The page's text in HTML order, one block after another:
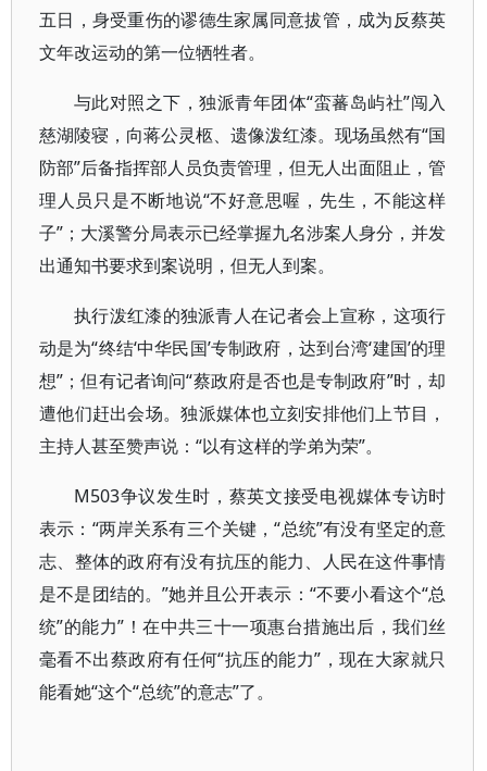
五日，身受重伤的谬德生家属同意拔管，成为反蔡英
文年改运动的第一位牺牲者。
与此对照之下，独派青年团体“蛮蕃岛屿社”闯入
慈湖陵寝，向蒋公灵柩、遗像泼红漆。现场虽然有“国
防部”后备指挥部人员负责管理，但无人出面阻止，管
理人员只是不断地说“不好意思喔，先生，不能这样
子”；大溪警分局表示已经掌握九名涉案人身分，并发
出通知书要求到案说明，但无人到案。
执行泼红漆的独派青人在记者会上宣称，这项行
动是为“终结‘中华民国’专制政府，达到台湾‘建国’的理
想”；但有记者询问“蔡政府是否也是专制政府”时，却
遭他们赶出会场。独派媒体也立刻安排他们上节目，
主持人甚至赞声说：“以有这样的学弟为荣”。
M503争议发生时，蔡英文接受电视媒体专访时
表示：“两岸关系有三个关键，“总统”有没有坚定的意
志、整体的政府有没有抗压的能力、人民在这件事情
是不是团结的。”她并且公开表示：“不要小看这个“总
统”的能力”！在中共三十一项惠台措施出后，我们丝
毫看不出蔡政府有任何“抗压的能力”，现在大家就只
能看她“这个“总统”的意志”了。